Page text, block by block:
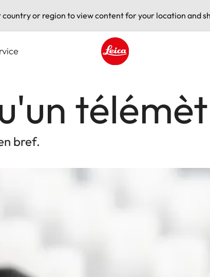
country or region to view content for your location and
bref.